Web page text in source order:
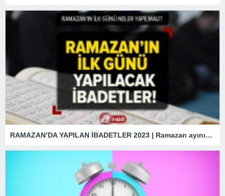
RAMAZAN’DA YAPILAN İBADETLER 2023 | Ramazan ayının ilk günü hangi ibadetler yapılmalı? Kılınacak namazlar, okunacak sureler…